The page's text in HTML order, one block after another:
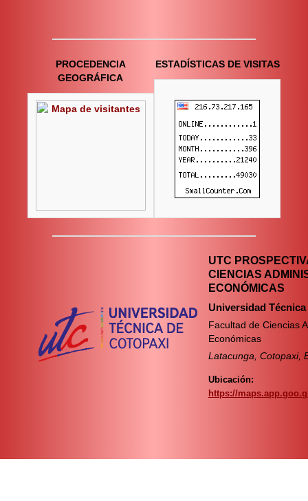
PROCEDENCIA
GEOGRÁFICA
ESTADÍSTICAS DE VISITAS
UTC
CIENCIAS
ECONÓMICAS
Universidad
Facultad de Ciencias
Económicas
Latacunga, Cotopaxi,
Ubicación:
https://